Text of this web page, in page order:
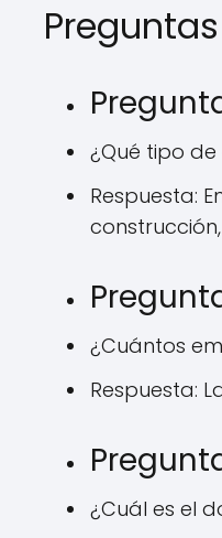
Preguntas
¿Qué tipo
Respuesta:
¿Cuántos
Respuesta:
¿Cuál es el